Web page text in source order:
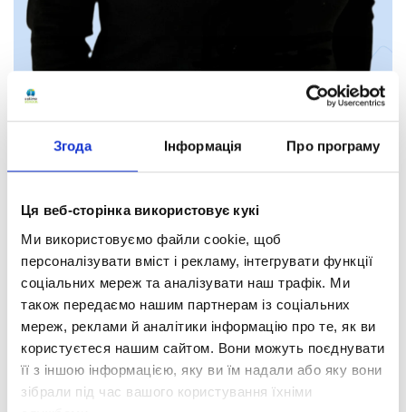
Згода Інформація Про програму
Ця веб-сторінка використовує кукі
Ми використовуємо файли cookie, щоб
персоналізувати вміст і рекламу, інтегрувати функції
соціальних мереж та аналізувати наш трафік. Ми
також передаємо нашим партнерам із соціальних
мереж, реклами й аналітики інформацію про те, як ви
користуєтеся нашим сайтом. Вони можуть поєднувати
її з іншою інформацією, яку ви їм надали або яку вони
зібрали під час вашого користування їхніми
Оксана Домініївна Мосінз
Англійська мова
Кваліфікація:
кваліфікаційна категорія «спеціаліст першої
категорії».
Освіта: